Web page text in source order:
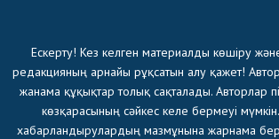
Ескерту! Кез келген материалды көшіру
редакцияның арнайы рұқсатын алу қажет!
жанама құқықтар толық сақталады. Авторлар
көзқарасының сәйкес келе бермеуі
хабарландырулардың мазмұнына жарнама